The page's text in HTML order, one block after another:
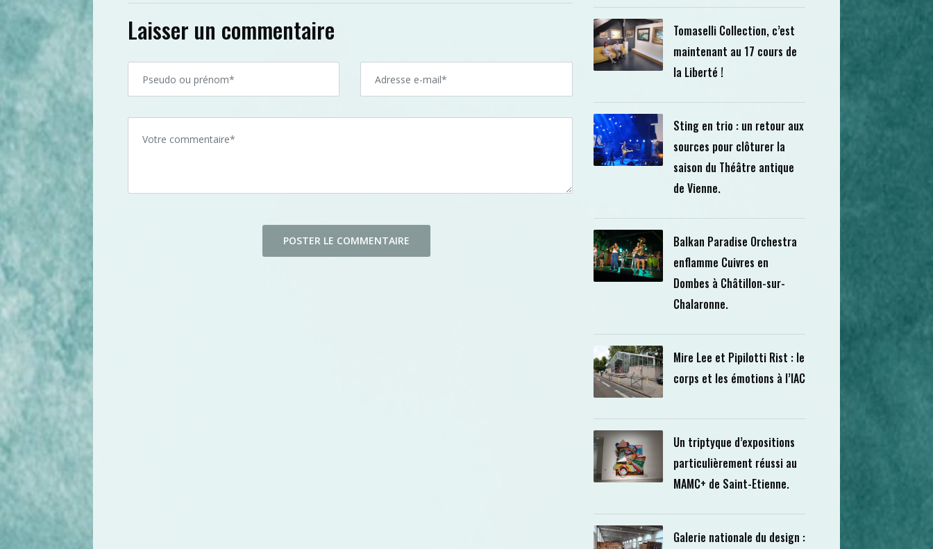
Laisser un commentaire
Tomaselli Collection, c’est
maintenant au 17 cours de
la Liberté !
Sting en trio : un retour aux
sources pour clôturer la
saison du Théâtre antique
de Vienne.
Balkan Paradise Orchestra
enflamme Cuivres en
Dombes à Châtillon-sur-
Chalaronne.
Mire Lee et Pipilotti Rist : le
corps et les émotions à l’IAC
Un triptyque d’expositions
particulièrement réussi au
MAMC+ de Saint-Etienne.
Galerie nationale du design :